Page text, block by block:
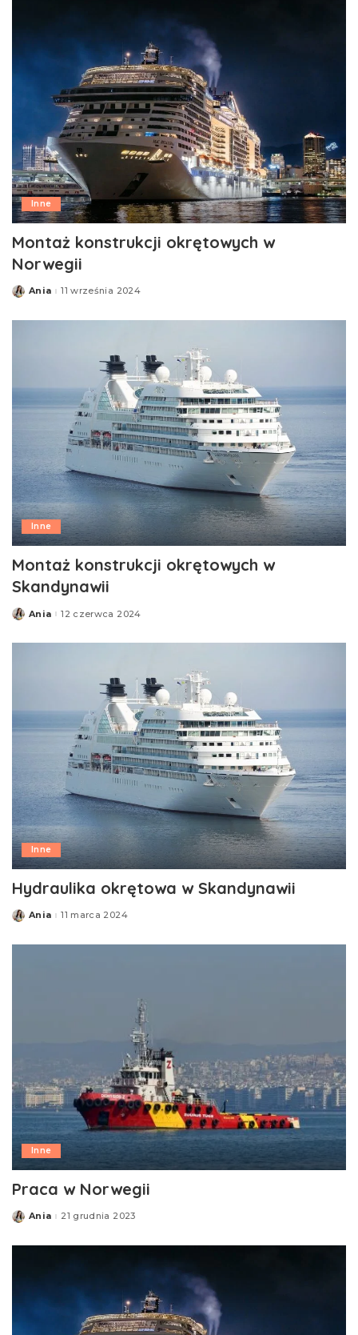
Inne
Montaż konstrukcji okrętowych w
Norwegii
Posted
Ania 11 września 2024
Inne
Montaż konstrukcji okrętowych w
Skandynawii
Posted
Ania 12 czerwca 2024
Inne
Hydraulika okrętowa w Skandynawii
Posted
Ania 11 marca 2024
Inne
Praca w Norwegii
Posted
Ania 21 grudnia 2023